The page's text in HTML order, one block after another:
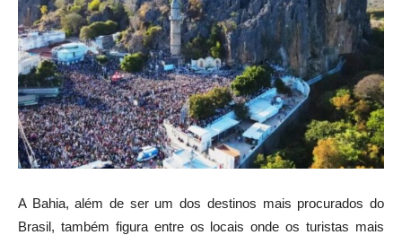
A Bahia, além de ser um dos destinos mais procurados do
Brasil, também figura entre os locais onde os turistas mais